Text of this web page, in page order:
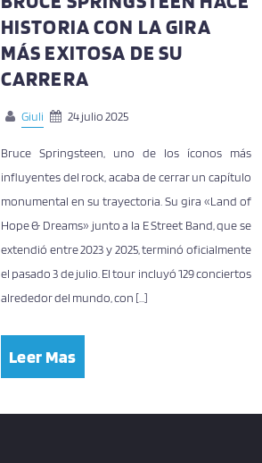
HISTORIA CON LA GIRA
MÁS EXITOSA DE SU
CARRERA
Giuli 24 julio 2025
Bruce Springsteen, uno de los íconos más
influyentes del rock, acaba de cerrar un capítulo
monumental en su trayectoria. Su gira «Land of
Hope & Dreams» junto a la E Street Band, que se
extendió entre 2023 y 2025, terminó oficialmente
el pasado 3 de julio. El tour incluyó 129 conciertos
alrededor del mundo, con […]
Leer Mas